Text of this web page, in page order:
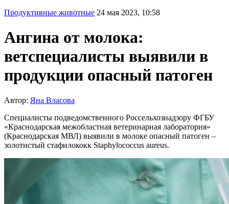
Продуктивные животные 24 мая 2023, 10:58
Ангина от молока:
ветспециалисты выявили в
продукции опасный патоген
Автор: Яна Власова
Специалисты подведомственного Россельхознадзору ФГБУ
«Краснодарская межобластная ветеринарная лаборатория»
(Краснодарская МВЛ) выявили в молоке опасный патоген –
золотистый стафилококк Staphylococcus aureus.